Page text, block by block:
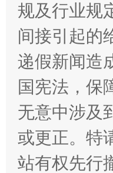
千年窑火 生
规及行业规
间接引起的
递假新闻造
国宪法，保
无意中涉及
或更正。特
站有权先行